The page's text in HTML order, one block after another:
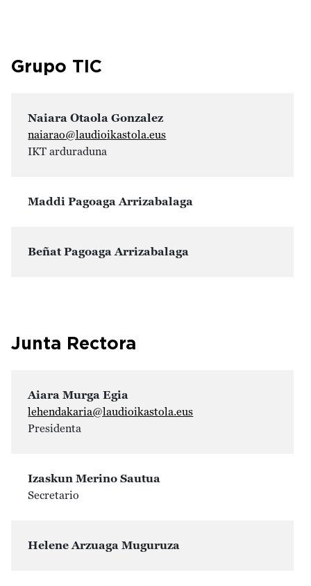
Grupo TIC
Naiara Otaola Gonzalez
naiarao@laudioikastola.eus
IKT arduraduna
Maddi Pagoaga Arrizabalaga
Beñat Pagoaga Arrizabalaga
Junta Rectora
Aiara Murga Egia
lehendakaria@laudioikastola.eus
Presidenta
Izaskun Merino Sautua
Secretario
Helene Arzuaga Muguruza